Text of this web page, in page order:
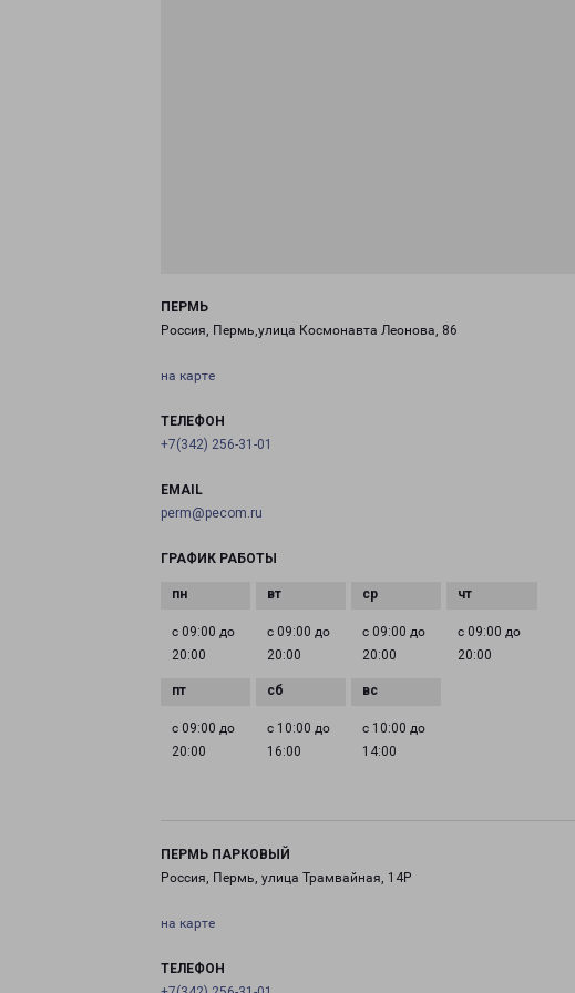
ПЕРМЬ
Россия, Пермь,улица Космонавта Леонова, 86
на карте
ТЕЛЕФОН
+7(342) 256-31-01
EMAIL
perm@pecom.ru
ГРАФИК РАБОТЫ
с 09:00 до
20:00
с 09:00 до
20:00
с 09:00 до
20:00
с 09:00 до
20:00
с 09:00 до
20:00
с 10:00 до
16:00
с 10:00 до
14:00
ПЕРМЬ ПАРКОВЫЙ
Россия, Пермь, улица Трамвайная, 14Р
на карте
ТЕЛЕФОН